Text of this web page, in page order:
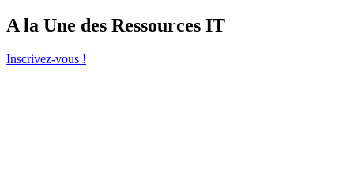
A la Une des Ressources IT
Inscrivez-vous !